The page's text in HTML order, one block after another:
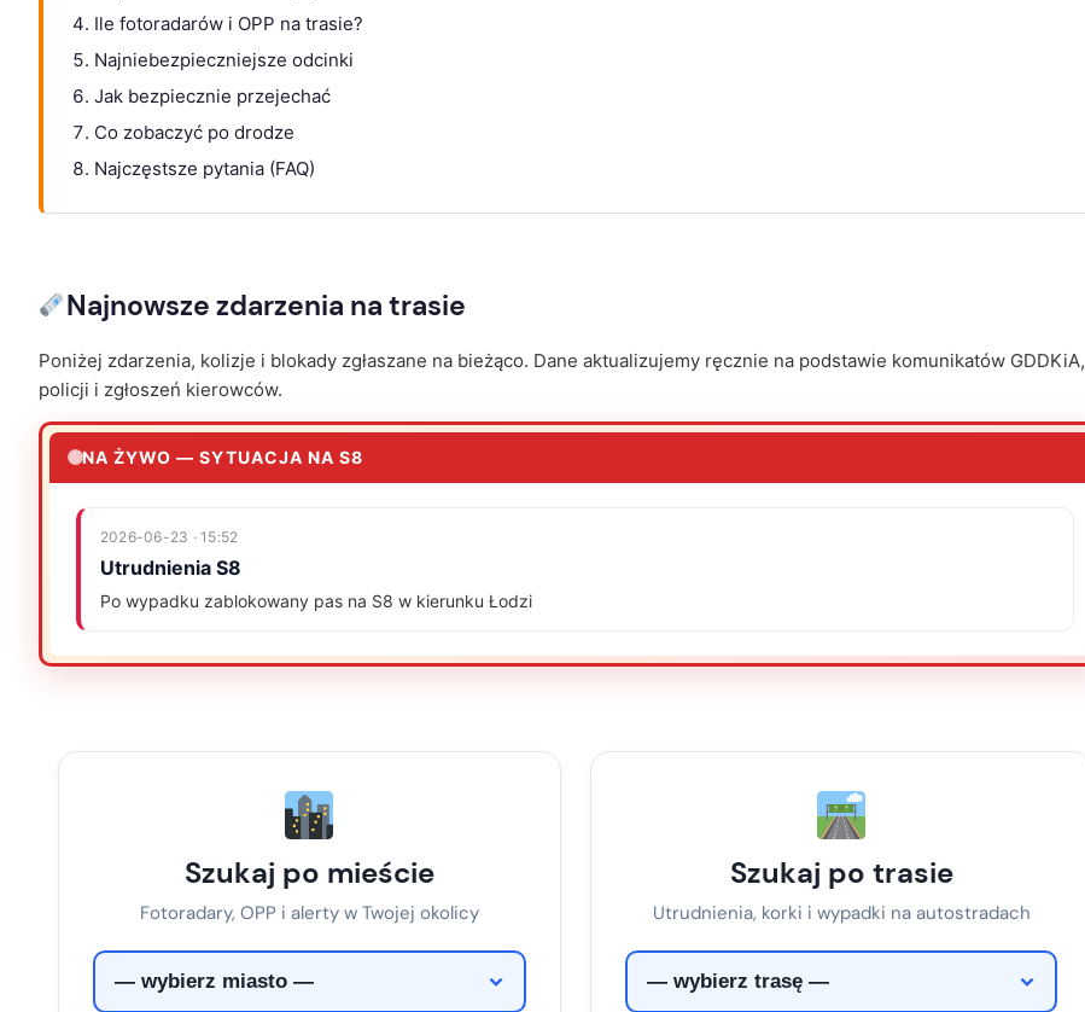
Ile fotoradarów i OPP na trasie?
Najniebezpieczniejsze odcinki
Jak bezpiecznie przejechać
Co zobaczyć po drodze
Najczęstsze pytania (FAQ)
Najnowsze zdarzenia na trasie
Poniżej zdarzenia, kolizje i blokady zgłaszane na bieżąco. Dane aktualizujemy ręcznie na podstawie komunikatów GDDKiA,
policji i zgłoszeń kierowców.
NA ŻYWO — SYTUACJA NA S8
2026-06-23 · 15:52
Utrudnienia S8
Po wypadku zablokowany pas na S8 w kierunku Łodzi
Szukaj po mieście
Fotoradary, OPP i alerty w Twojej okolicy
Szukaj po trasie
Utrudnienia, korki i wypadki na autostradach